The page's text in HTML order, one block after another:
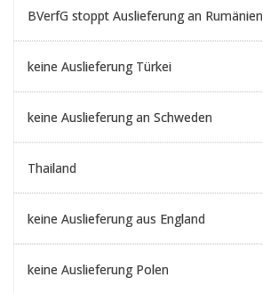
BVerfG stoppt Auslieferung an Rumänien
keine Auslieferung Türkei
keine Auslieferung an Schweden
Thailand
keine Auslieferung aus England
keine Auslieferung Polen